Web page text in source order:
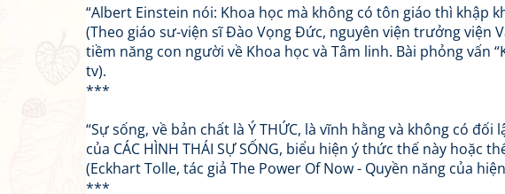
“Albert Einstein nói: Khoa học mà không có tôn giáo thì khập
(Theo giáo sư-viện sĩ Đào Vọng Đức, nguyên viện trưởng viện
tiềm năng con người về Khoa học và Tâm linh. Bài phỏng vấn
tv).
***
“Sự sống, về bản chất là Ý THỨC, là vĩnh hằng và không có đối
của CÁC HÌNH THÁI SỰ SỐNG, biểu hiện ý thức thế này hoặc
(Eckhart Tolle, tác giả The Power Of Now - Quyền năng của
***